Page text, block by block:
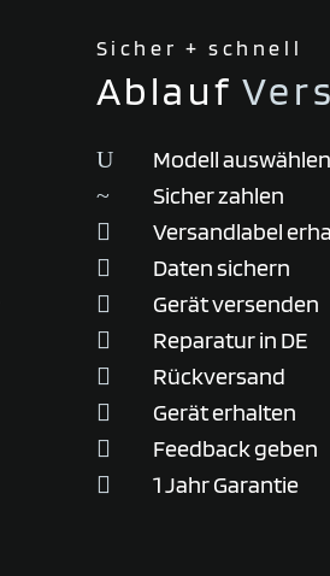
Sicher + schnell
Ablauf
U Modell auswählen
~ Sicher zahlen
 Versandlabel
 Daten sichern
 Gerät versenden
 Reparatur in DE
 Rückversand
 Gerät erhalten
 Feedback geben
 1 Jahr Garantie